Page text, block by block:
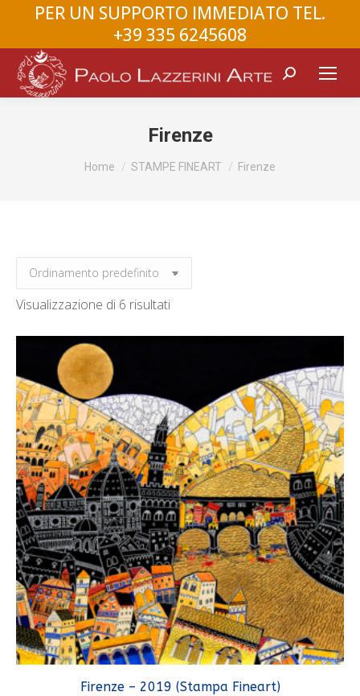
PER UN SUPPORTO IMMEDIATO TEL.
+39 335 6245608
Search:
Firenze
Home STAMPE FINEART Firenze
Visualizzazione di 6 risultati
Firenze – 2019 (Stampa Fineart)